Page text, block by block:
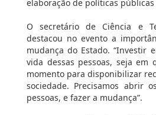
elaboração de políticas públicas
O secretário de Ciência e
destacou no evento a
mudança do Estado. “Investir
vida dessas pessoas, seja em
momento para disponibilizar
sociedade. Precisamos abrir
pessoas, e fazer a mudança”.